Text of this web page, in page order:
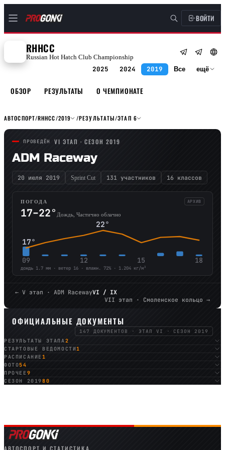
ВОЙТИ
RHHCC
Russian Hot Hatch Club Championship
2025 2024 2019 Все ещё
ОБЗОР РЕЗУЛЬТАТЫ О ЧЕМПИОНАТЕ
АВТОСПОРТ/RHHCC/2019 /РЕЗУЛЬТАТЫ/ЭТАП 6
ПРОВЕДЁН VI ЭТАП · СЕЗОН 2019
ADM Raceway
20 июля 2019 Sprint Cut 131 участников 16 классов
ПОГОДА АРХИВ
17–22° Дождь, Частично облачно
17°
22°
09 12 15 18
дождь 1.7 мм · ветер 16 · влажн. 72% · 1.204 кг/м³
← V этап · ADM RacewayVI / IX
VII этап · Смоленское кольцо →
ОФИЦИАЛЬНЫЕ ДОКУМЕНТЫ
147 ДОКУМЕНТОВ · ЭТАП VI · СЕЗОН 2019
РЕЗУЛЬТАТЫ ЭТАПА2
СТАРТОВЫЕ ВЕДОМОСТИ1
РАСПИСАНИЕ1
ФОТО54
ПРОЧЕЕ9
СЕЗОН 201980